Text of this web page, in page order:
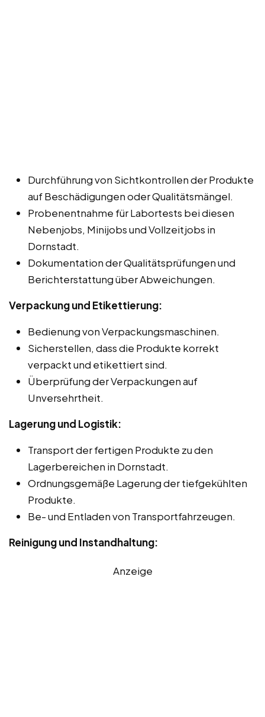
Durchführung von Sichtkontrollen der Produkte
auf Beschädigungen oder Qualitätsmängel.
Probenentnahme für Labortests bei diesen
Nebenjobs, Minijobs und Vollzeitjobs in
Dornstadt.
Dokumentation der Qualitätsprüfungen und
Berichterstattung über Abweichungen.
Verpackung und Etikettierung:
Bedienung von Verpackungsmaschinen.
Sicherstellen, dass die Produkte korrekt
verpackt und etikettiert sind.
Überprüfung der Verpackungen auf
Unversehrtheit.
Lagerung und Logistik:
Transport der fertigen Produkte zu den
Lagerbereichen in Dornstadt.
Ordnungsgemäße Lagerung der tiefgekühlten
Produkte.
Be- und Entladen von Transportfahrzeugen.
Reinigung und Instandhaltung:
Anzeige